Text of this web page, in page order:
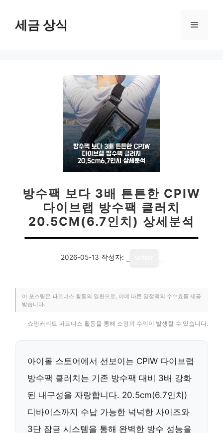
세금 상식 메
방수팩 보다 3배 튼튼한 CPIW
다이브랩 방수팩 클러치
20.5CM(6.7인치) 상세분석
2026-05-13 작성자:
이 포스팅은 파트너스 활동의 일환으로, 이에 따른 일정액의 수수료를 제공
받습니다.
쇼핑커넥트 파트너스 활동을 통해 소정의 수익이 발생할 수 있습니다.
아이몰 스토어에서 선보이는 CPIW 다이브랩
방수팩 클러치는 기존 방수팩 대비 3배 강화
된 내구성을 자랑합니다. 20.5cm(6.7인치)
디바이스까지 수납 가능한 넉넉한 사이즈와
3단 잠금 시스템을 통해 완벽한 방수 성능을